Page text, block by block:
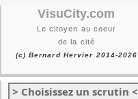
VisuCity.com
Le citoyen au coeur
de la cité
(c) Bernard Hervier 2014-2026
> Choisissez un scrutin <